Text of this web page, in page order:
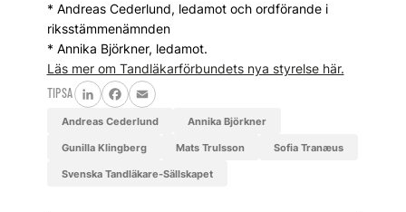
* Andreas Cederlund, ledamot och ordförande i
riksstämmenämnden
* Annika Björkner, ledamot.
Läs mer om Tandläkarförbundets nya styrelse här.
TIPSA
LinkedInFacebook
Email
Andreas Cederlund Annika Björkner
Gunilla Klingberg Mats Trulsson Sofia Tranæus
Svenska Tandläkare-Sällskapet